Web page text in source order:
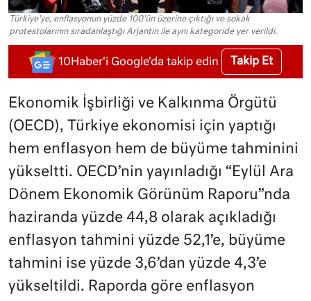
Türkiye'ye, enflasyonun yüzde 100'ün üzerine çıktığı ve sokak
protestolarının sıradanlaştığı Arjantin ile aynı kategoride yer verildi.
10Haber'i Google'da takip edin Takip Et
Ekonomik İşbirliği ve Kalkınma Örgütü
(OECD), Türkiye ekonomisi için yaptığı
hem enflasyon hem de büyüme tahminini
yükseltti. OECD’nin yayınladığı “Eylül Ara
Dönem Ekonomik Görünüm Raporu”nda
haziranda yüzde 44,8 olarak açıkladığı
enflasyon tahmini yüzde 52,1’e, büyüme
tahmini ise yüzde 3,6’dan yüzde 4,3’e
yükseltildi. Raporda göre enflasyon